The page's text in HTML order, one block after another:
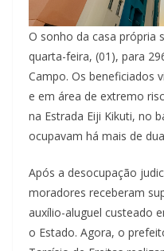
O sonho da casa própria
quarta-feira, (01), para
Campo. Os beneficiados
e em área de extremo
na Estrada Eiji Kikuti, no
ocupavam há mais de
Após a desocupação
moradores receberam
auxílio-aluguel custeado
o Estado. Agora, o